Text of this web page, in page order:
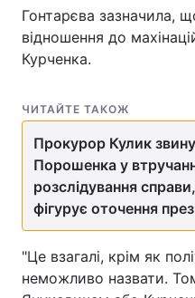
Гонтарєва зазначила,
відношення до
Курченка.
ЧИТАЙТЕ ТАКОЖ
Прокурор Кулик
Порошенка у
розслідування
фігурує оточення
"Це взагалі, крім як
неможливо назвати.